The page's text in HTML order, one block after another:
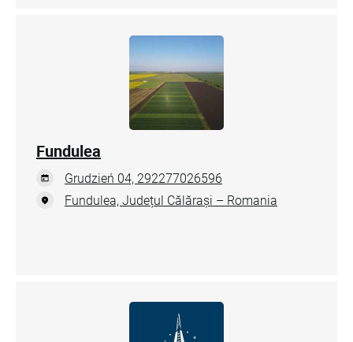
Fundulea
Grudzień 04, 292277026596
Fundulea, Județul Călărași – Romania